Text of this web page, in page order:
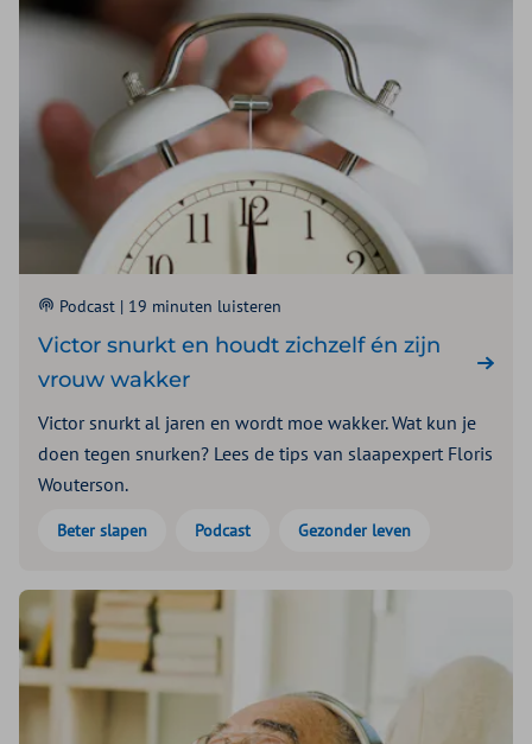
Podcast | 19 minuten luisteren
Victor snurkt en houdt zichzelf én zijn
vrouw wakker
Victor snurkt al jaren en wordt moe wakker. Wat kun je
doen tegen snurken? Lees de tips van slaapexpert Floris
Wouterson.
Beter slapen Podcast Gezonder leven